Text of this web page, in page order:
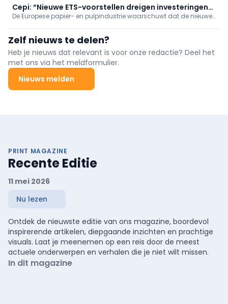
Cepi: “Nieuwe ETS-voorstellen dreigen investeringen
af te remmen”
De Europese papier- en pulpindustrie waarschuwt dat de nieuwe
kunnen ondermijnen.
Zelf nieuws te delen?
Heb je nieuws dat relevant is voor onze redactie? Deel het
met ons via het meldformulier.
Nieuws melden
PRINT MAGAZINE
Recente Editie
11 mei 2026
Nu lezen
Ontdek de nieuwste editie van ons magazine, boordevol
inspirerende artikelen, diepgaande inzichten en prachtige
visuals. Laat je meenemen op een reis door de meest
actuele onderwerpen en verhalen die je niet wilt missen.
In dit magazine